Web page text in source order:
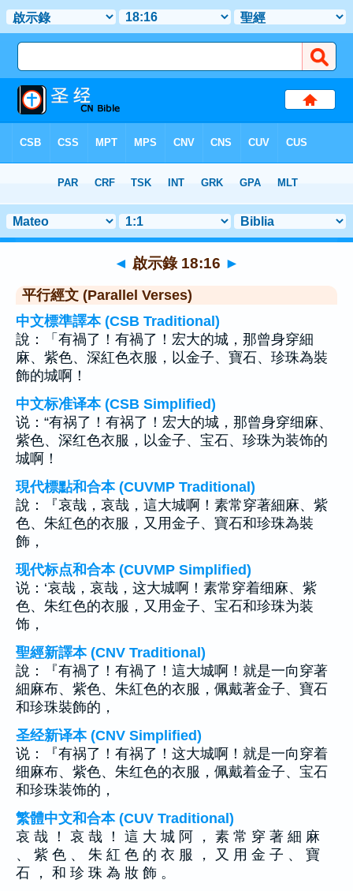
> 聖經金句 16
◄ 啟示錄 18:16 ►
平行經文 (Parallel Verses)
中文標準譯本 (CSB Traditional)
說：「有禍了！有禍了！宏大的城，那曾身穿細
麻、紫色、深紅色衣服，以金子、寶石、珍珠為裝
飾的城啊！
中文标准译本 (CSB Simplified)
说：“有祸了！有祸了！宏大的城，那曾身穿细麻、
紫色、深红色衣服，以金子、宝石、珍珠为装饰的
城啊！
現代標點和合本 (CUVMP Traditional)
說：『哀哉，哀哉，這大城啊！素常穿著細麻、紫
色、朱紅色的衣服，又用金子、寶石和珍珠為裝
飾，
现代标点和合本 (CUVMP Simplified)
说：‘哀哉，哀哉，这大城啊！素常穿着细麻、紫
色、朱红色的衣服，又用金子、宝石和珍珠为装
饰，
聖經新譯本 (CNV Traditional)
說：『有禍了！有禍了！這大城啊！就是一向穿著
細麻布、紫色、朱紅色的衣服，佩戴著金子、寶石
和珍珠裝飾的，
圣经新译本 (CNV Simplified)
说：『有祸了！有祸了！这大城啊！就是一向穿着
细麻布、紫色、朱红色的衣服，佩戴着金子、宝石
和珍珠装饰的，
繁體中文和合本 (CUV Traditional)
哀 哉 ！ 哀 哉 ！ 這 大 城 阿 ， 素 常 穿 著 細 麻
、 紫 色 、 朱 紅 色 的 衣 服 ， 又 用 金 子 、 寶
石 ， 和 珍 珠 為 妝 飾 。